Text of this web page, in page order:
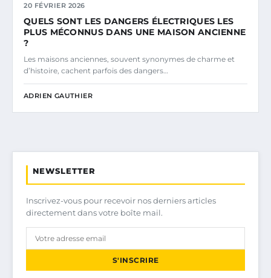
20 FÉVRIER 2026
QUELS SONT LES DANGERS ÉLECTRIQUES LES
PLUS MÉCONNUS DANS UNE MAISON ANCIENNE
?
Les maisons anciennes, souvent synonymes de charme et
d’histoire, cachent parfois des dangers…
ADRIEN GAUTHIER
NEWSLETTER
Inscrivez-vous pour recevoir nos derniers articles
directement dans votre boîte mail.
S'INSCRIRE